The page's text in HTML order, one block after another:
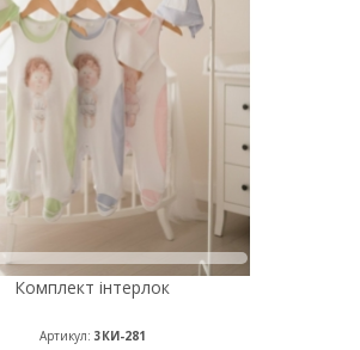
Комплект інтерлок
Артикул: 3КИ-281